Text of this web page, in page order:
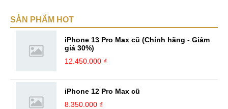
SẢN PHẨM HOT
iPhone 13 Pro Max cũ (Chính hãng - Giảm
giá 30%)
12.450.000 ₫
iPhone 12 Pro Max cũ
8.350.000 ₫